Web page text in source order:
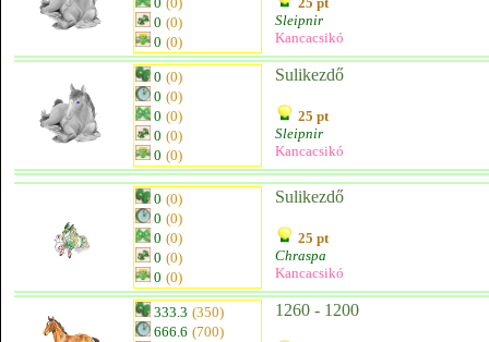
0 (0)
0 (0)
Sleipnir
Kancacsikó
0 (0)
0 (0)
0 (0)
0 (0)
0 (0)
Sulikezdő
25 pt
Sleipnir
Kancacsikó
0 (0)
0 (0)
0 (0)
0 (0)
0 (0)
Sulikezdő
25 pt
Chraspa
Kancacsikó
333.3 (350)
666.6 (700)
1260 - 1200